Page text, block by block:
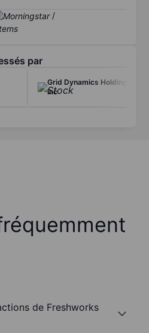
/
par
Grid Dynamics Holdings
Inc
de Freshworks